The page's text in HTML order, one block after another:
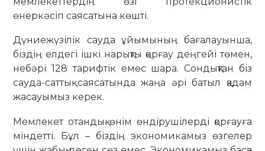
өнеркәсіп саясатына көшті.
Дүниежүзілік сауда ұйымының бағалауынша,
біздің елдегі ішкі нарықты қорғау деңгейі төмен,
небәрі 128 тарифтік емес шара. Сондықтан біз
сауда-саттық саясатында жаңа әрі батыл қадам
жасауымыз керек.
Мемлекет отандық өнім өндірушілерді қорғауға
міндетті. Бұл – біздің экономикамыз өзгелер